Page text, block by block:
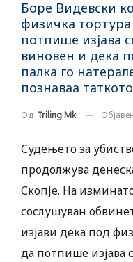
Боре Видевски
физичка
потпише изјава
виновен и дека
палка го
познаваа
Од Triling Mk
Судењето за
продолжува
Скопје. На
сослушуван
изјави дека под
да потпише изјава